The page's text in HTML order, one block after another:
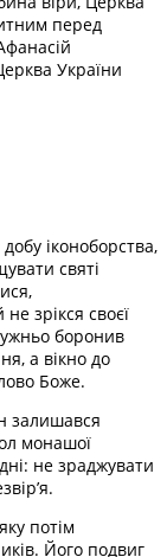
перед
України
іконоборства,
святі
зрікся своєї
боронив
а вікно до
Боже.
залишався
монашої
не зраджувати
потім
Його подвиг